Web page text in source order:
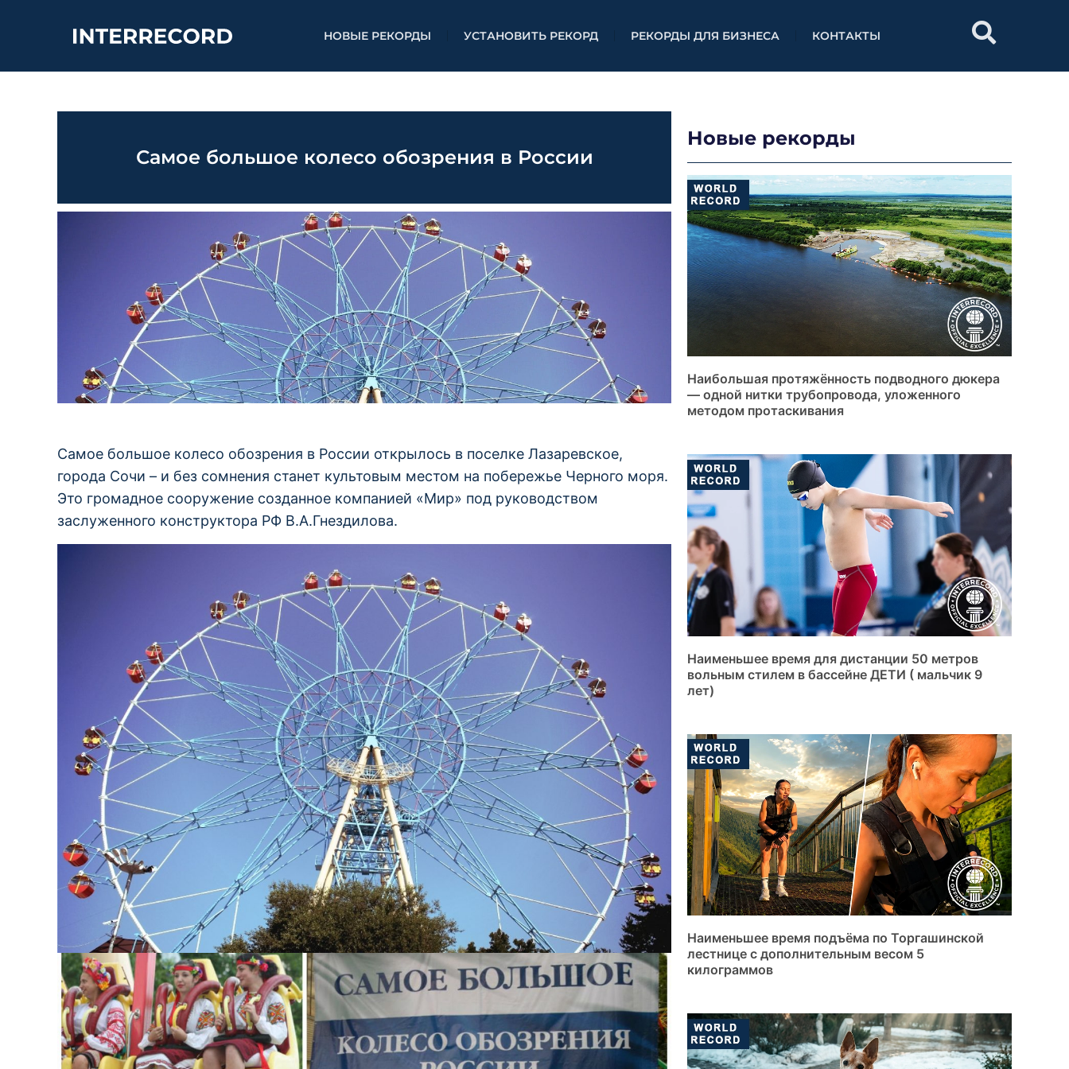
НОВЫЕ РЕКОРДЫ УСТАНОВИТЬ РЕКОРД РЕКОРДЫ ДЛЯ БИЗНЕСА КОНТАКТЫ
Самое большое колесо обозрения в России
Самое большое колесо обозрения в России открылось в поселке Лазаревское,
города Сочи – и без сомнения станет культовым местом на побережье Черного моря.
Это громадное сооружение созданное компанией «Мир» под руководством
заслуженного конструктора РФ В.А.Гнездилова.
Новые рекорды
Наибольшая протяжённость подводного дюкера
— одной нитки трубопровода, уложенного
методом протаскивания
Наименьшее время для дистанции 50 метров
вольным стилем в бассейне ДЕТИ ( мальчик 9
лет)
Наименьшее время подъёма по Торгашинской
лестнице с дополнительным весом 5
килограммов